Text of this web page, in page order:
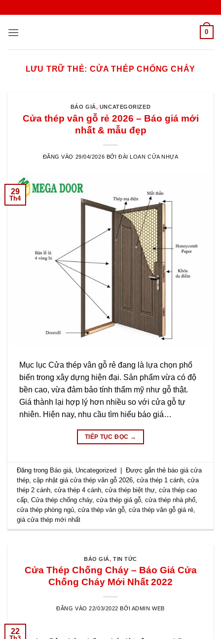
nội
0
LƯU TRỮ THẺ:CỬA THÉP CHỐNG CHÁY
BÁO GIÁ, UNCATEGORIZED
Cửa thép vân gỗ rẻ 2026 – Báo giá mới
nhất & mẫu đẹp
ĐĂNG VÀO 29/04/2026 BỞI ĐÀI LOAN CỬA NHỰA
29
Th4
Mục lục Cửa thép vân gỗ rẻ đang là lựa chọn phổ
biến trong xây dựng hiện đại. Sản phẩm vừa có độ
bền cao, vừa đảm bảo tính thẩm mỹ như gỗ thật.
Giá thành lại hợp lý hơn nhiều so với cửa gỗ tự
nhiên. Hiện nay, nhu cầu tìm hiểu báo giá…
TIẾP TỤC ĐỌC →
Đăng trong Báo giá, Uncategorized Được gắn thẻ báo giá cửa
thép,cập nhật giá cửa thép vân gỗ 2026,cửa thép 1 cánh,cửa
thép 2 cánh,cửa thép 4 cánh,cửa thép biệt thự,cửa thép cao
cấp,Cửa thép chống cháy,cửa thép giả gỗ,cửa thép nhà phố,
cửa thép phòng ngủ,cửa thép vân gỗ,cửa thép vân gỗ giá rẻ,
giá cửa thép mới nhất
BÁO GIÁ,TIN TỨC
Cửa Thép Chống Cháy – Báo Giá Cửa
Chống Cháy Mới Nhất 2022
ĐĂNG VÀO22/03/2022 BỞI ADMIN WEB
22